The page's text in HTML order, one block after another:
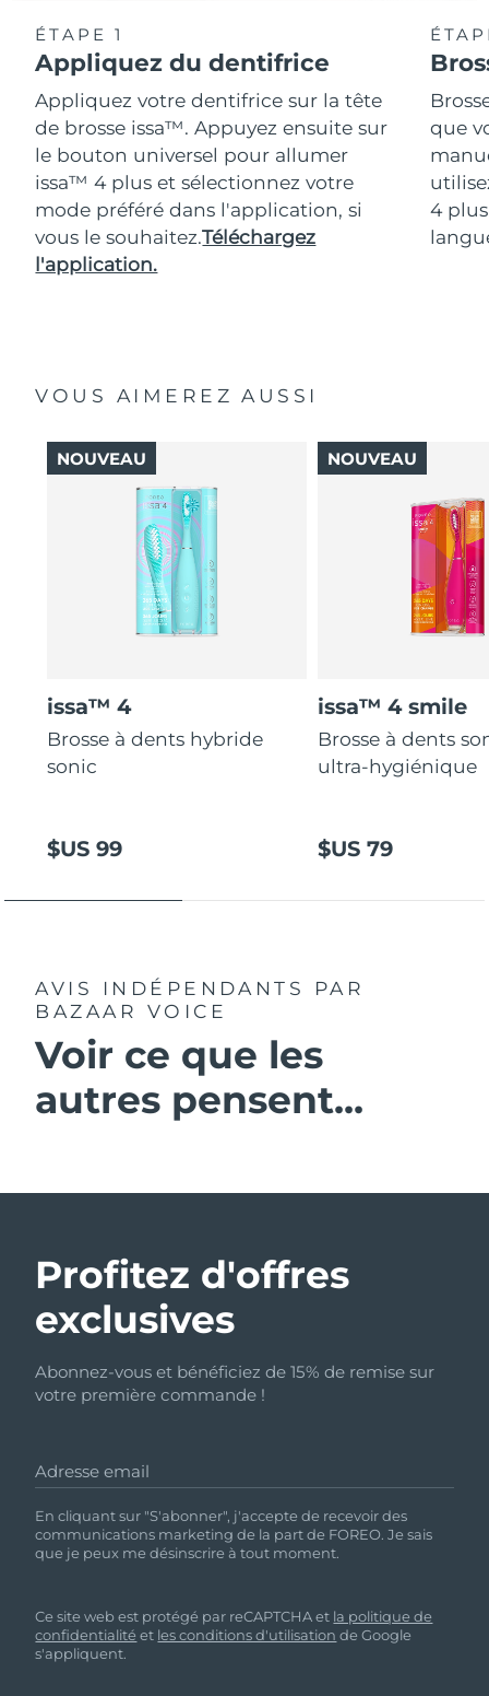
ÉTAPE 1
Appliquez du dentifrice
Appliquez votre dentifrice sur la tête
de brosse issa™. Appuyez ensuite sur
le bouton universel pour allumer
issa™ 4 plus et sélectionnez votre
mode préféré dans l'application, si
vous le souhaitez.Téléchargez
l'application.
que
4
VOUS AIMEREZ AUSSI
issa™ 4
Brosse à dents hybride
sonic
$US 99
NOUVEAU
issa™ 4 smile
Brosse à dents
ultra-hygiénique
$US 79
NOUVEAU
AVIS INDÉPENDANTS
PAR
BAZAAR VOICE
Voir ce que les
autres pensent...
Profitez d'offres
exclusives
Abonnez-vous et bénéficiez de 15% de remise sur
votre première commande !
Adresse email
En cliquant sur "S'abonner", j'accepte de recevoir des
communications marketing de la part de FOREO. Je sais
que je peux me désinscrire à tout moment.
Ce site web est protégé par reCAPTCHA et la politique de
confidentialité et les conditions d'utilisation de Google
s'appliquent.